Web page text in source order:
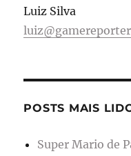
Luiz Silva
POSTS MAIS
Super Mario de